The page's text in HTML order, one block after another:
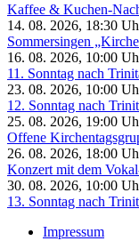
Kaffee & Kuchen-
14. 08. 2026, 18:30
Sommersingen
16. 08. 2026, 10:00
11. Sonntag nach
23. 08. 2026, 10:00
12. Sonntag nach
25. 08. 2026, 19:00
Offene
26. 08. 2026, 18:00
Konzert mit dem
30. 08. 2026, 10:00
13. Sonntag nach
Impressum